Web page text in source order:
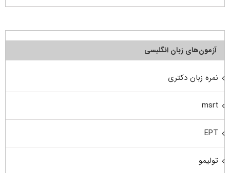
آزمون‌های زبان انگلیسی
نمره زبان دکتری
msrt
EPT
تولیمو